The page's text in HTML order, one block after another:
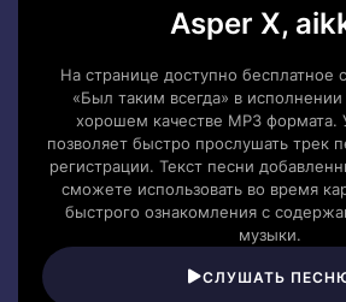
Asper X,
На странице доступно бесплатное
«Был таким всегда» в
хорошем качестве MP3
позволяет быстро прослушать трек
регистрации. Текст песни
сможете использовать во время
быстрого ознакомления с
музыки.
СЛУШАТЬ